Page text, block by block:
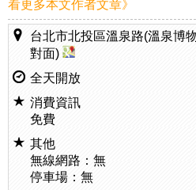
看更多本文作者文章》
台北市北投區溫泉路(溫泉博
對面)
全天開放
消費資訊
免費
其他
無線網路：無
停車場：無